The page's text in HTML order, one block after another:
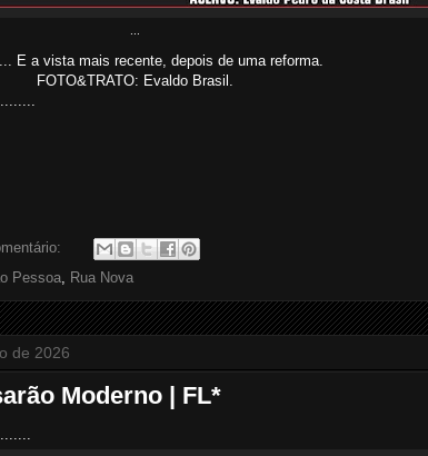
E a vista mais recente, depois de uma reforma.
FOTO&TRATO: Evaldo Brasil.
Pessoa Rua Nova
de 2026
Moderno | FL*